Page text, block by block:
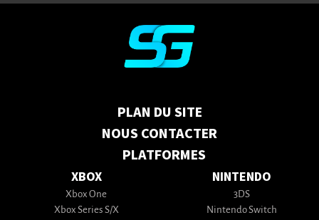
PLAN DU SITE
NOUS CONTACTER
PLATFORMES
XBOX
Xbox One
Xbox Series S/X
NINTENDO
3DS
Nintendo Switch